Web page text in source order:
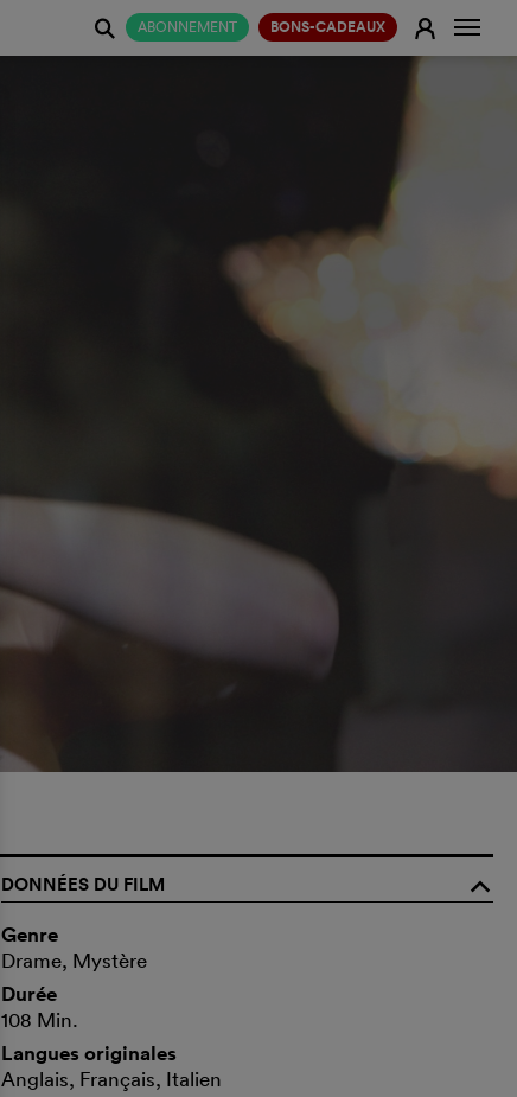
ABONNEMENT BONS-CADEAUX E
j
DONNÉES DU FILM
o
Genre
Drame, Mystère
Durée
108 Min.
Langues originales
Anglais, Français, Italien